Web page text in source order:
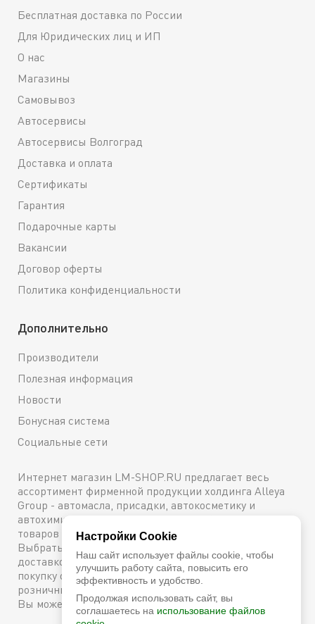
Бесплатная доставка по России
Для Юридических лиц и ИП
О нас
Магазины
Самовывоз
Автосервисы
Автосервисы Волгоград
Доставка и оплата
Сертификаты
Гарантия
Подарочные карты
Вакансии
Договор оферты
Политика конфиденциальности
Дополнительно
Производители
Полезная информация
Новости
Бонусная система
Социальные сети
Интернет магазин LM-SHOP.RU предлагает весь
ассортимент фирменной продукции холдинга Alleya
Group - автомасла, присадки, автокосметику и
автохимию. Каталог содержит подробное описание
товаров с техническими характеристиками и ценами.
Выбрать и купить оригинальную продукцию с
доставкой по Москве можно сейчас же, оформив
покупку онлайн, либо посетив один из наших
розничных магазинов. Более подробную информацию
Вы можете получить по телефону+7 (800) 600-48-38
Настройки Cookie
Наш сайт использует файлы cookie, чтобы
улучшить работу сайта, повысить его
эффективность и удобство.
Продолжая использовать сайт, вы
соглашаетесь на использование файлов